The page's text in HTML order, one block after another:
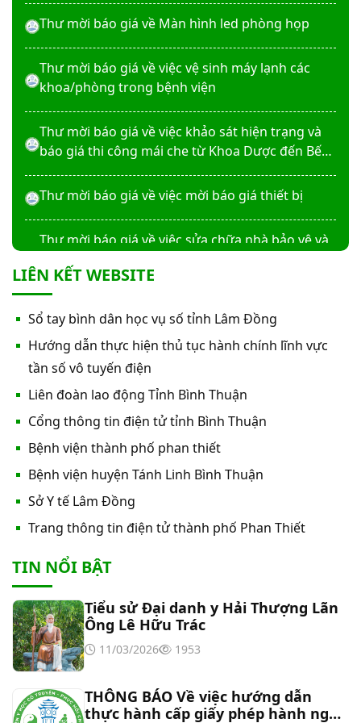
Thư mời báo giá về Màn hình led phòng họp
Thư mời báo giá về việc vệ sinh máy lạnh các
khoa/phòng trong bệnh viện
Thư mời báo giá về việc khảo sát hiện trạng và
báo giá thi công mái che từ Khoa Dược đến Bếp
Thư mời báo giá về việc mời báo giá thiết bị
Thư mời báo giá về việc sửa chữa nhà bảo vệ và
phẵng
Thư mời báo giá về việc In bìa hồ sơ bệnh án, Sổ
y bạ năm 2026
Thư mời báo giá về việc cung cấp dịch vụ “Bảo
hiểm cháy, nổ bắt buộc năm 2026"
Thư mời báo giá về việc cung cấp hàng hóa
“Bóng đèn đo quang phổ máy xét nghiệm sinh
hóa Erba XL-200 (LAMP-ASSY)
Thư mời báo giá về việc cung cấp “Dịch vụ tháo
dỡ, di dời và lắp đặt máy X-Quang thường quy và
kỹ thuật số”
Thư mời báo giá về Màn hình led phòng họp
Thư mời báo giá về việc vệ sinh máy lạnh các
khoa/phòng trong bệnh viện
LIÊN KẾT WEBSITE
Sổ tay bình dân học vụ số tỉnh Lâm Đồng
Hướng dẫn thực hiện thủ tục hành chính lĩnh vực
tần số vô tuyến điện
Liên đoàn lao động Tỉnh Bình Thuận
Cổng thông tin điện tử tỉnh Bình Thuận
Bệnh viện thành phố phan thiết
Bệnh viện huyện Tánh Linh Bình Thuận
Sở Y tế Lâm Đồng
Trang thông tin điện tử thành phố Phan Thiết
TIN NỔI BẬT
Tiểu sử Đại danh y Hải Thượng Lãn
Ông Lê Hữu Trác
11/03/2026 1953
THÔNG BÁO Về việc hướng dẫn
thực hành cấp giấy phép hành nghề